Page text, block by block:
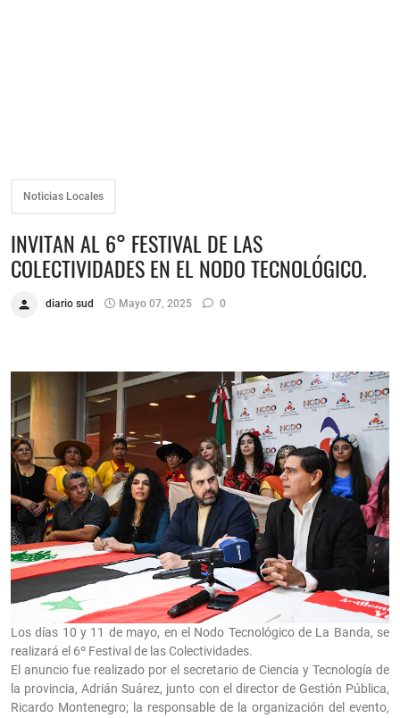
Noticias Locales
INVITAN AL 6° FESTIVAL DE LAS
COLECTIVIDADES EN EL NODO TECNOLÓGICO.
diario sud Mayo 07, 2025 0
Los días 10 y 11 de mayo, en el Nodo Tecnológico de La Banda, se
realizará el 6º Festival de las Colectividades.
El anuncio fue realizado por el secretario de Ciencia y Tecnología de
la provincia, Adrián Suárez, junto con el director de Gestión Pública,
Ricardo Montenegro; la responsable de la organización del evento,